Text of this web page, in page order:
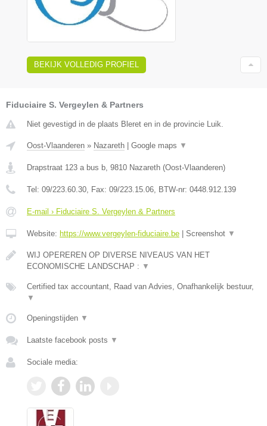
BEKIJK VOLLEDIG PROFIEL
Fiduciaire S. Vergeylen & Partners
Niet gevestigd in de plaats Bleret en in de provincie Luik.
Oost-Vlaanderen » Nazareth Google maps ▼
Drapstraat 123 a bus b 9810 Nazareth (Oost-Vlaanderen)
Tel: 09/223.60.30 , Fax: 09/223.15.06 , BTW-nr: 0448.912.139
E-mail › Fiduciaire S. Vergeylen & Partners
Website: https://www.vergeylen-fiduciaire.be Screenshot ▼
WIJ OPEREREN OP DIVERSE NIVEAUS VAN HET
ECONOMISCHE LANDSCHAP : ▼
Certified tax accountant, Raad van Advies, Onafhankelijk bestuur,
▼
Openingstijden ▼
Laatste facebook posts ▼
Sociale media: